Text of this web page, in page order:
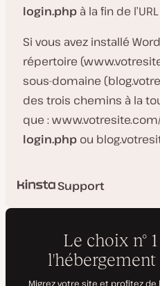
login.php à la fin de
Si vous avez installé
répertoire
sous-domaine
des trois chemins à la
que :
login.php ou
Support